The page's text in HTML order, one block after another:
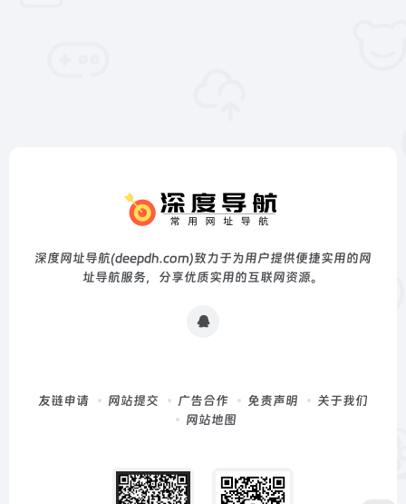
深度网址导航(deepdh.com)致力于为用户提供便捷实用的网
址导航服务，分享优质实用的互联网资源。
友链申请 网站提交 广告合作 免责声明
关于我们
网站地图